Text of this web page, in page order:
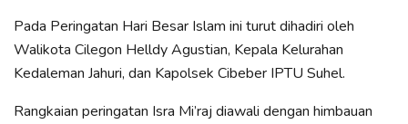
Pada Peringatan Hari Besar Islam ini turut dihadiri oleh
Walikota Cilegon Helldy Agustian, Kepala Kelurahan
Kedaleman Jahuri, dan Kapolsek Cibeber IPTU Suhel.
Rangkaian peringatan Isra Mi’raj diawali dengan himbauan